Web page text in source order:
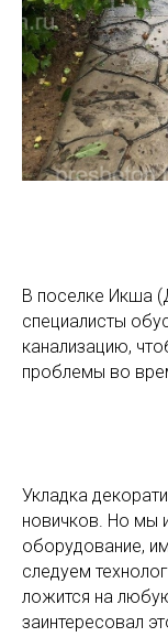
В поселке Икша
специалисты
канализацию,
проблемы во
Укладка
новичков. Но мы
оборудование,
следуем
ложится на
заинтересовал